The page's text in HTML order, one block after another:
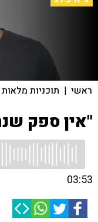
ראשי | תוכניות מלאות
"אין ספק
03:53